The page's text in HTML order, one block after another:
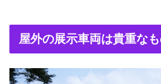
屋外の展示車両は貴重な